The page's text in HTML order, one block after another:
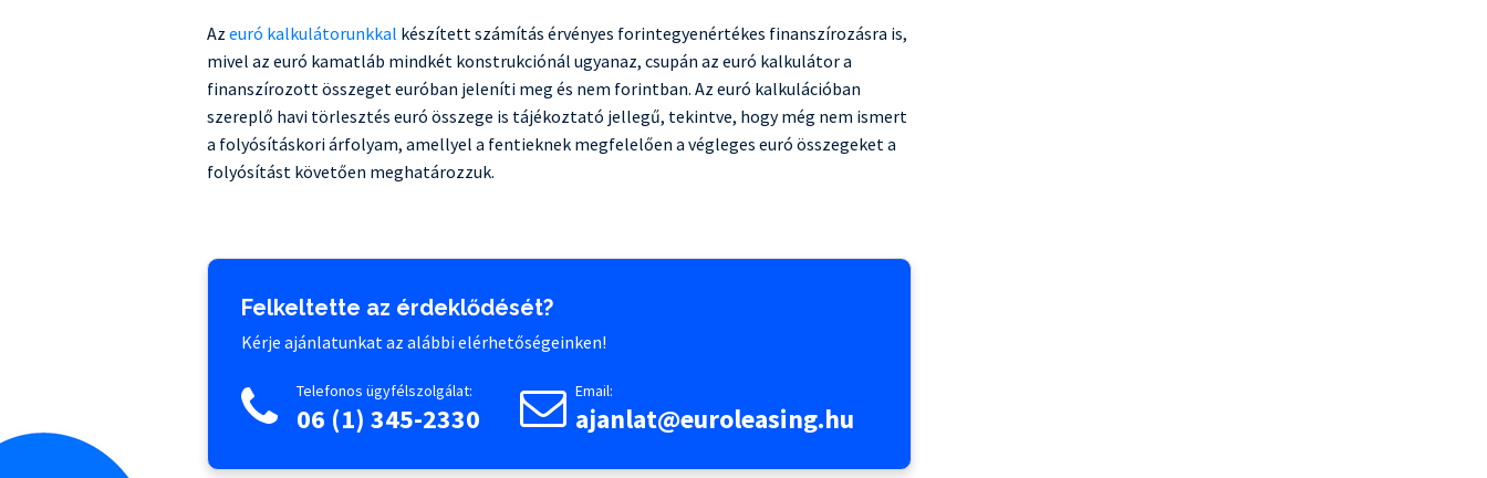
Az euró kalkulátorunkkal készített számítás érvényes forintegyenértékes finanszírozásra is,
mivel az euró kamatláb mindkét konstrukciónál ugyanaz, csupán az euró kalkulátor a
finanszírozott összeget euróban jeleníti meg és nem forintban. Az euró kalkulációban
szereplő havi törlesztés euró összege is tájékoztató jellegű, tekintve, hogy még nem ismert
a folyósításkori árfolyam, amellyel a fentieknek megfelelően a végleges euró összegeket a
folyósítást követően meghatározzuk.
Felkeltette az érdeklődését?
Kérje ajánlatunkat az alábbi elérhetőségeinken!
Telefonos ügyfélszolgálat:
06 (1) 345-2330
Email:
ajanlat@euroleasing.hu